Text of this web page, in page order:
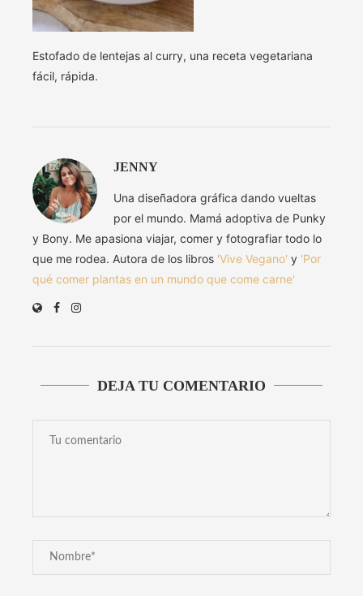
Estofado de lentejas al curry, una receta vegetariana
fácil, rápida.
JENNY
Una diseñadora gráfica dando vueltas
por el mundo. Mamá adoptiva de Punky
y Bony. Me apasiona viajar, comer y fotografiar todo lo
que me rodea. Autora de los libros 'Vive Vegano' y 'Por
qué comer plantas en un mundo que come carne'
DEJA TU COMENTARIO